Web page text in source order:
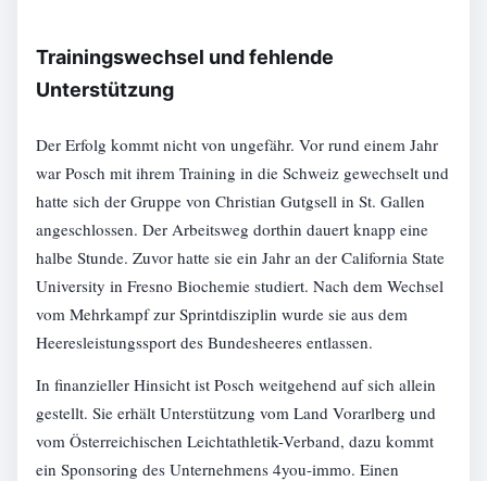
Trainingswechsel und fehlende
Unterstützung
Der Erfolg kommt nicht von ungefähr. Vor rund einem Jahr
war Posch mit ihrem Training in die Schweiz gewechselt und
hatte sich der Gruppe von Christian Gutgsell in St. Gallen
angeschlossen. Der Arbeitsweg dorthin dauert knapp eine
halbe Stunde. Zuvor hatte sie ein Jahr an der California State
University in Fresno Biochemie studiert. Nach dem Wechsel
vom Mehrkampf zur Sprintdisziplin wurde sie aus dem
Heeresleistungssport des Bundesheeres entlassen.
In finanzieller Hinsicht ist Posch weitgehend auf sich allein
gestellt. Sie erhält Unterstützung vom Land Vorarlberg und
vom Österreichischen Leichtathletik-Verband, dazu kommt
ein Sponsoring des Unternehmens 4you-immo. Einen